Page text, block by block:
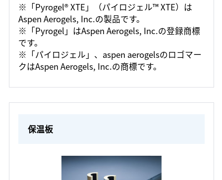
※「Pyrogel® XTE」（パイロジェル™ XTE）は
Aspen Aerogels, Inc.の製品です。
※「Pyrogel」はAspen Aerogels, Inc.の登録商標
です。
※「パイロジェル」、aspen aerogelsのロゴマー
クはAspen Aerogels, Inc.の商標です。
保温板